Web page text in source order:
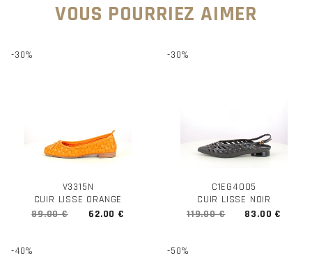
VOUS POURRIEZ AIMER
-30%
V3315N
CUIR LISSE ORANGE
89.00 €
62.00 €
-30%
C1EG4005
CUIR LISSE NOIR
119.00 €
83.00 €
-40% -50%